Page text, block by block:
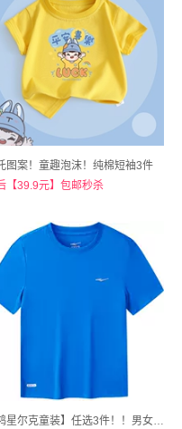
图案！童趣泡沫！纯棉短袖3件
【39.9元】包邮秒杀
【鸿星尔克童装】任选3件！！男女童短袖t恤夏季儿童速干衣